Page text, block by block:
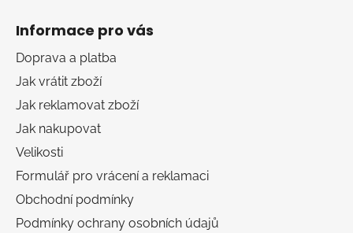
Informace pro vás
Doprava a platba
Jak vrátit zboží
Jak reklamovat zboží
Jak nakupovat
Velikosti
Formulář pro vrácení a reklamaci
Obchodní podmínky
Podmínky ochrany osobních údajů